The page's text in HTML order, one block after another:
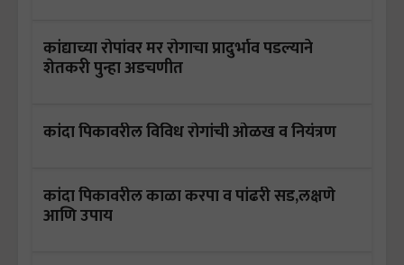
कांद्याच्या रोपांवर मर रोगाचा प्रादुर्भाव पडल्याने
शेतकरी पुन्हा अडचणीत
कांदा पिकावरील विविध रोगांची ओळख व नियंत्रण
कांदा पिकावरील काळा करपा व पांढरी सड,लक्षणे
आणि उपाय